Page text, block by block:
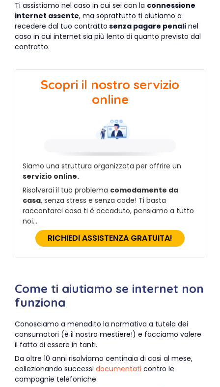
Ti assistiamo nel caso in cui sei con la connessione
internet assente, ma soprattutto ti aiutiamo a
recedere dal tuo contratto senza pagare penali nel
caso in cui internet sia più lento di quanto previsto dal
contratto.
Scopri il nostro servizio
online
Siamo una struttura organizzata per offrire un
servizio online.
Risolverai il tuo problema comodamente da
casa, senza stress e senza code! Ti basta
raccontarci cosa ti è accaduto, pensiamo a tutto
noi…
RICHIEDI ASSISTENZA GRATUITA!
Come ti aiutiamo se internet non
funziona
Conosciamo a menadito la normativa a tutela dei
consumatori (è il nostro mestiere!) e facciamo valere
il fatto di essere in tanti.
Da oltre 10 anni risolviamo centinaia di casi al mese,
collezionando successi documentati contro le
compagnie telefoniche.